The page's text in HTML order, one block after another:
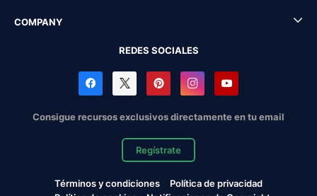
COMPANY
REDES SOCIALES
Consigue recursos exclusivos directamente en tu email
Regístrate
Términos y condiciones
Política de privacidad